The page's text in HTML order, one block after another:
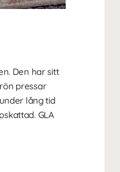
Den har sitt
pressar
lång tid
GLA